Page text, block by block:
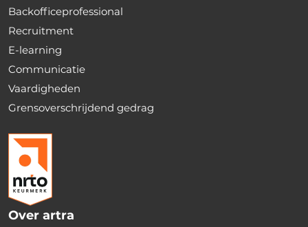
Backofficeprofessional
Recruitment
E-learning
Communicatie
Vaardigheden
Grensoverschrijdend gedrag
Over artra